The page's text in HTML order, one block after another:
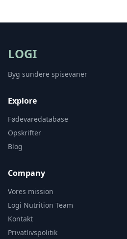
LOGI
Byg sundere spisevaner
Explore
Fødevaredatabase
Opskrifter
Blog
Company
Vores mission
Logi Nutrition Team
Kontakt
Privatlivspolitik